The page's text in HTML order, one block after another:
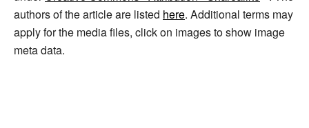
authors of the article are listed here. Additional terms may
apply for the media files, click on images to show image
meta data.